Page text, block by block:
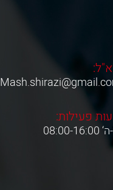
פעילות:
16:00